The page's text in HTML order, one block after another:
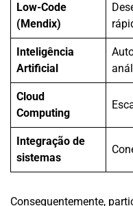
Low-Code
(Mendix)
Inteligência
Artificial
Cloud
Computing
Integração de
sistemas
Consequentemente,